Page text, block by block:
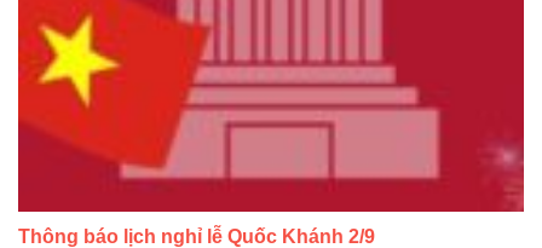
Thông báo lịch nghỉ lễ Quốc Khánh 2/9